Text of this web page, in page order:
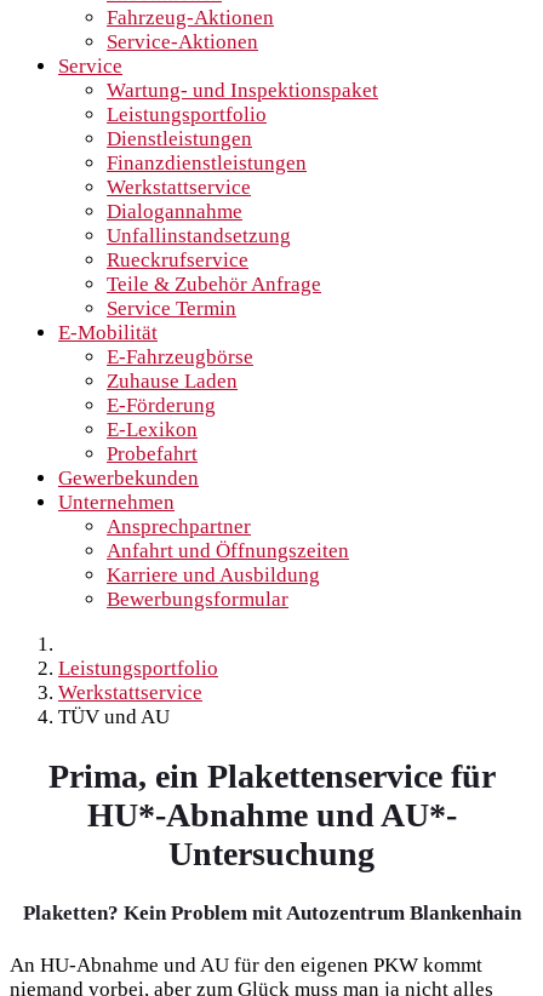
Fahrzeug-Aktionen
Service-Aktionen
Service
Wartung- und Inspektionspaket
Leistungsportfolio
Dienstleistungen
Finanzdienstleistungen
Werkstattservice
Dialogannahme
Unfallinstandsetzung
Rueckrufservice
Teile & Zubehör Anfrage
Service Termin
E-Mobilität
E-Fahrzeugbörse
Zuhause Laden
E-Förderung
E-Lexikon
Probefahrt
Gewerbekunden
Unternehmen
Ansprechpartner
Anfahrt und Öffnungszeiten
Karriere und Ausbildung
Bewerbungsformular
Leistungsportfolio
Werkstattservice
TÜV und AU
Prima, ein Plakettenservice für
HU*-Abnahme und AU*-
Untersuchung
Plaketten? Kein Problem mit Autozentrum Blankenhain
An HU-Abnahme und AU für den eigenen PKW kommt
niemand vorbei, aber zum Glück muss man ja nicht alles